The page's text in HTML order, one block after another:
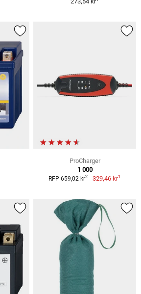
ProCharger
1 000
RFP 659,02 kr2 329,46 kr1